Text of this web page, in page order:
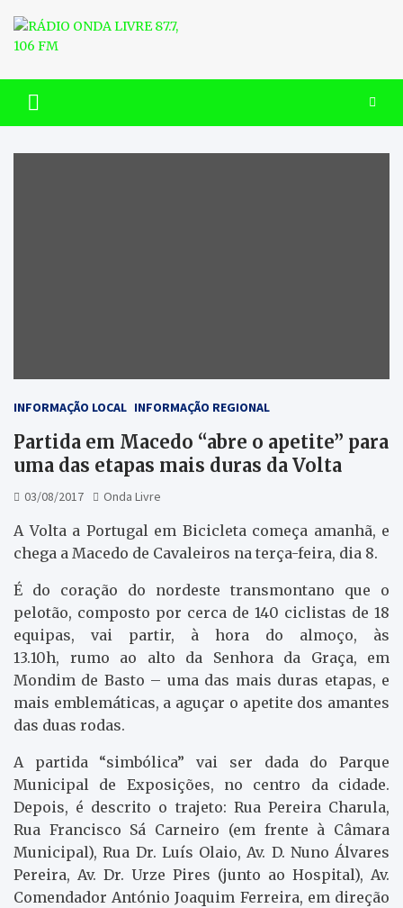
content
RÁDIO ONDA LIVRE 87.7, 106
FM
INFORMAÇÃO LOCAL INFORMAÇÃO REGIONAL
Partida em Macedo “abre o apetite” para
uma das etapas mais duras da Volta
03/08/2017 Onda Livre
A Volta a Portugal em Bicicleta começa amanhã, e
chega a Macedo de Cavaleiros na terça-feira, dia 8.
É do coração do nordeste transmontano que o
pelotão, composto por cerca de 140 ciclistas de 18
equipas, vai partir, à hora do almoço, às
13.10h, rumo ao alto da Senhora da Graça, em
Mondim de Basto – uma das mais duras etapas, e
mais emblemáticas, a aguçar o apetite dos amantes
das duas rodas.
A partida “simbólica” vai ser dada do Parque
Municipal de Exposições, no centro da cidade.
Depois, é descrito o trajeto: Rua Pereira Charula,
Rua Francisco Sá Carneiro (em frente à Câmara
Municipal), Rua Dr. Luís Olaio, Av. D. Nuno Álvares
Pereira, Av. Dr. Urze Pires (junto ao Hospital), Av.
Comendador António Joaquim Ferreira, em direção